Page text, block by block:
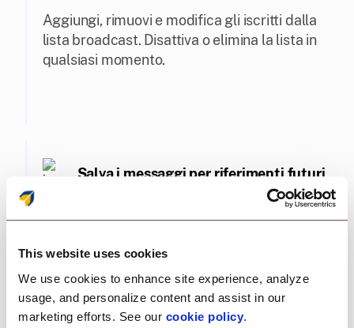
This website uses cookies
We use cookies to enhance site experience, analyze
usage, and personalize content and assist in our
marketing efforts. See our cookie policy.
Aggiungi, rimuovi e modifica gli iscritti dalla
lista broadcast. Disattiva o elimina la lista in
qualsiasi momento.
Salva i messaggi per riferimenti futuri
I messaggi vengono salvati sul dispositivo,
informazioni critiche quando necessario.